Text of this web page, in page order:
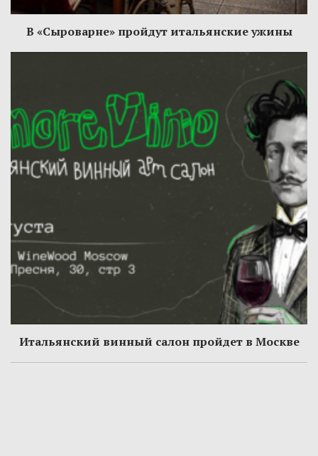
В «Сыроварне» пройдут итальянские ужины
Итальянский винный салон пройдет в Москве